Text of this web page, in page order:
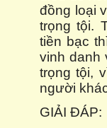
đồng loại
trọng tội.
tiền bạc
vinh danh
trọng tội,
người
GIẢI ĐÁP: